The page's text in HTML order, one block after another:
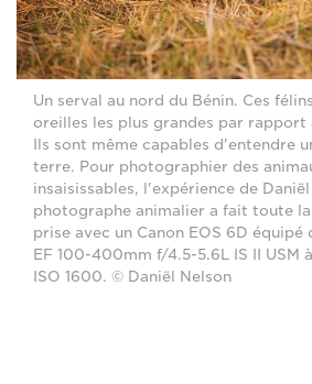
Un serval au nord du Bénin. Ces
oreilles les plus grandes par rapport
Ils sont même capables d'entendre
terre. Pour photographier des
insaisissables, l'expérience de
photographe animalier a fait toute
prise avec un Canon EOS 6D
EF 100-400mm f/4.5-5.6L IS II USM
ISO 1600. © Daniël Nelson